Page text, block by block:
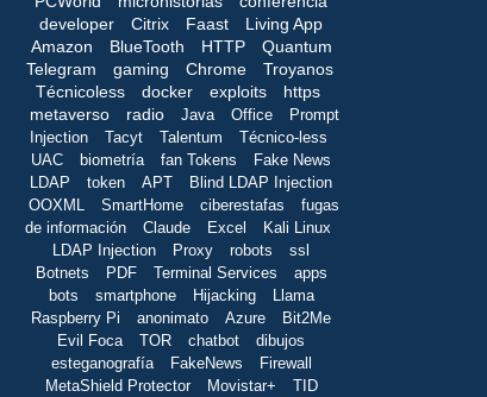
developer
Citrix Faast
Living App
Amazon
BlueTooth HTTP
Quantum
Telegram
gaming Chrome
Troyanos
Técnicoless
docker exploits
https
metaverso
radio Java Office
Prompt
Injection
Tacyt Talentum
Técnico-less
UAC
biometría fan Tokens
Fake News
LDAP
token APT
Blind LDAP Injection
OOXML
SmartHome ciberestafas
fugas
de información
Claude Excel
Kali Linux
LDAP Injection
Proxy robots
ssl
Botnets
PDF Terminal Services
apps
bots
smartphone Hijacking
Llama
Raspberry Pi
anonimato Azure
Bit2Me
Evil Foca
TOR chatbot
dibujos
esteganografía
FakeNews
Firewall
MetaShield Protector
Movistar+
TID